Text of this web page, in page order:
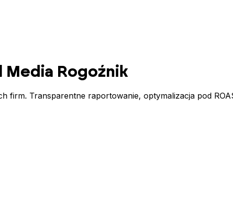
Media Rogoźnik
firm. Transparentne raportowanie, optymalizacja pod